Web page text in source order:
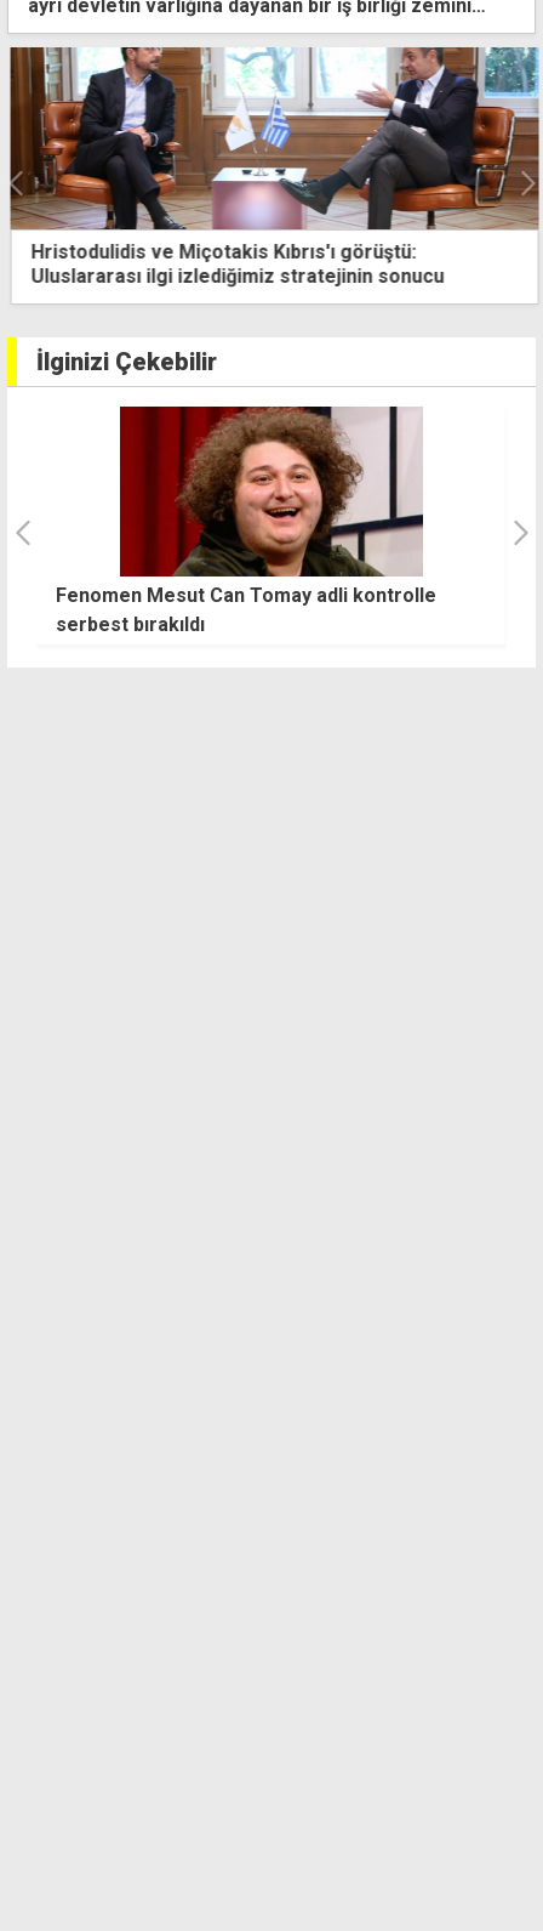
ayrı devletin varlığına dayanan bir iş birliği zemini
oluşturulmalı"
görüştü:
sonucu
Hava bugün açık ve sıcak
İlginizi Çekebilir
Mesut Can Tomay adli kontrolle
Üstel'den BM'ye